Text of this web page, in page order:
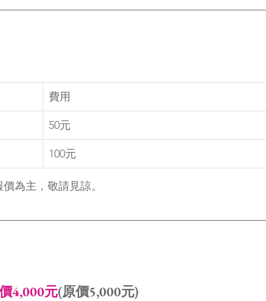
費用
50元
100元
為主，敬請見諒。
4,000元(原價5,000元)